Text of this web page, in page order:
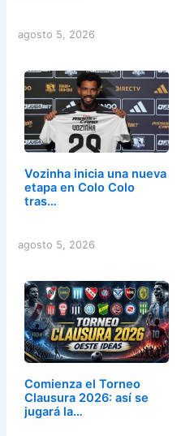
agosto 5, 2026
Vozinha inicia una nueva
etapa en Colo Colo
tras…
agosto 5, 2026
Comienza el Torneo
Clausura 2026: así se
jugará la…